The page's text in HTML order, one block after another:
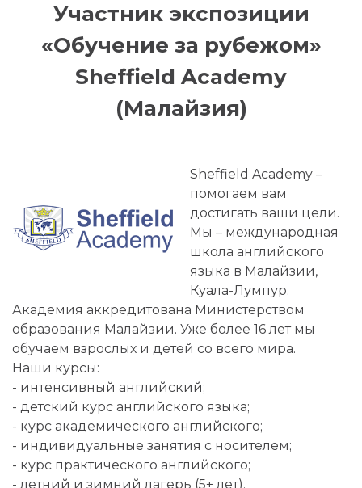
Участник экспозиции
«Обучение за рубежом»
Sheffield Academy
(Малайзия)
Sheffield Academy –
помогаем вам
достигать ваши цели.
Мы – международная
школа английского
языка в Малайзии,
Куала-Лумпур.
Академия аккредитована Министерством
образования Малайзии. Уже более 16 лет мы
обучаем взрослых и детей со всего мира.
Наши курсы:
- интенсивный английский;
- детский курс английского языка;
- курс академического английского;
- индивидуальные занятия с носителем;
- курс практического английского;
- летний и зимний лагерь (5+ лет).